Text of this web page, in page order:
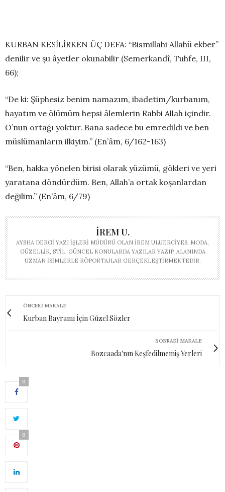
KURBAN KESİLİRKEN ÜÇ DEFA: “Bismillahi Allahü ekber”
denilir ve şu âyetler okunabilir (Semerkandî, Tuhfe, III,
66);
“De ki: Şüphesiz benim namazım, ibadetim/kurbanım,
hayatım ve ölümüm hepsi âlemlerin Rabbi Allah içindir.
O’nun ortağı yoktur. Bana sadece bu emredildi ve ben
müslümanların ilkiyim.” (En’âm, 6/162-163)
“Ben, hakka yönelen birisi olarak yüzümü, gökleri ve yeri
yaratana döndürdüm. Ben, Allah’a ortak koşanlardan
değilim.” (En’âm, 6/79)
İREM U.
AYSHA DERGI YAZI İŞLERI MÜDÜRÜ OLAN İREM ULUERCIYES, MODA,
GÜZELLIK, STIL, GÜNCEL KONULARDA YAZILAR YAZIP, ALANINDA
UZMAN ISIMLERLE RÖPORTAJLAR GERÇEKLEŞTIRMEKTEDIR.
ÖNCEKI MAKALE
Kurban Bayramı İçin Güzel Sözler
SONRAKI MAKALE
Bozcaada'nın Keşfedilmemiş Yerleri
0
0